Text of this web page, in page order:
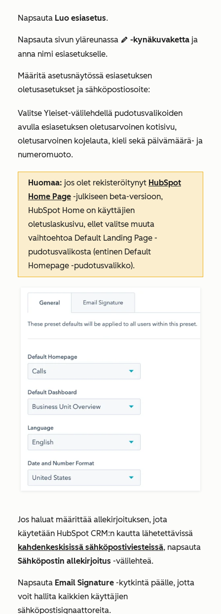
Napsauta Luo esiasetus.
Napsauta sivun yläreunassa edit -kynäkuvaketta ja
anna nimi esiasetukselle.
Määritä asetusnäytössä esiasetuksen
oletusasetukset ja sähköpostiosoite:
Valitse Yleiset-välilehdellä pudotusvalikoiden
avulla esiasetuksen oletusarvoinen kotisivu,
oletusarvoinen kojelauta, kieli sekä päivämäärä- ja
numeromuoto.
Huomaa: jos olet rekisteröitynyt HubSpot
Home Page -julkiseen beta-versioon,
HubSpot Home on käyttäjien
oletuslaskusivu, ellet valitse muuta
vaihtoehtoa Default Landing Page -
pudotusvalikosta (entinen Default
Homepage -pudotusvalikko).
Jos haluat määrittää allekirjoituksen, jota
käytetään HubSpot CRM:n kautta lähetettävissä
kahdenkeskisissä sähköpostiviesteissä, napsauta
Sähköpostin allekirjoitus -välilehteä.
Napsauta Email Signature -kytkintä päälle, jotta
voit hallita kaikkien käyttäjien
sähköpostisignaattoreita.